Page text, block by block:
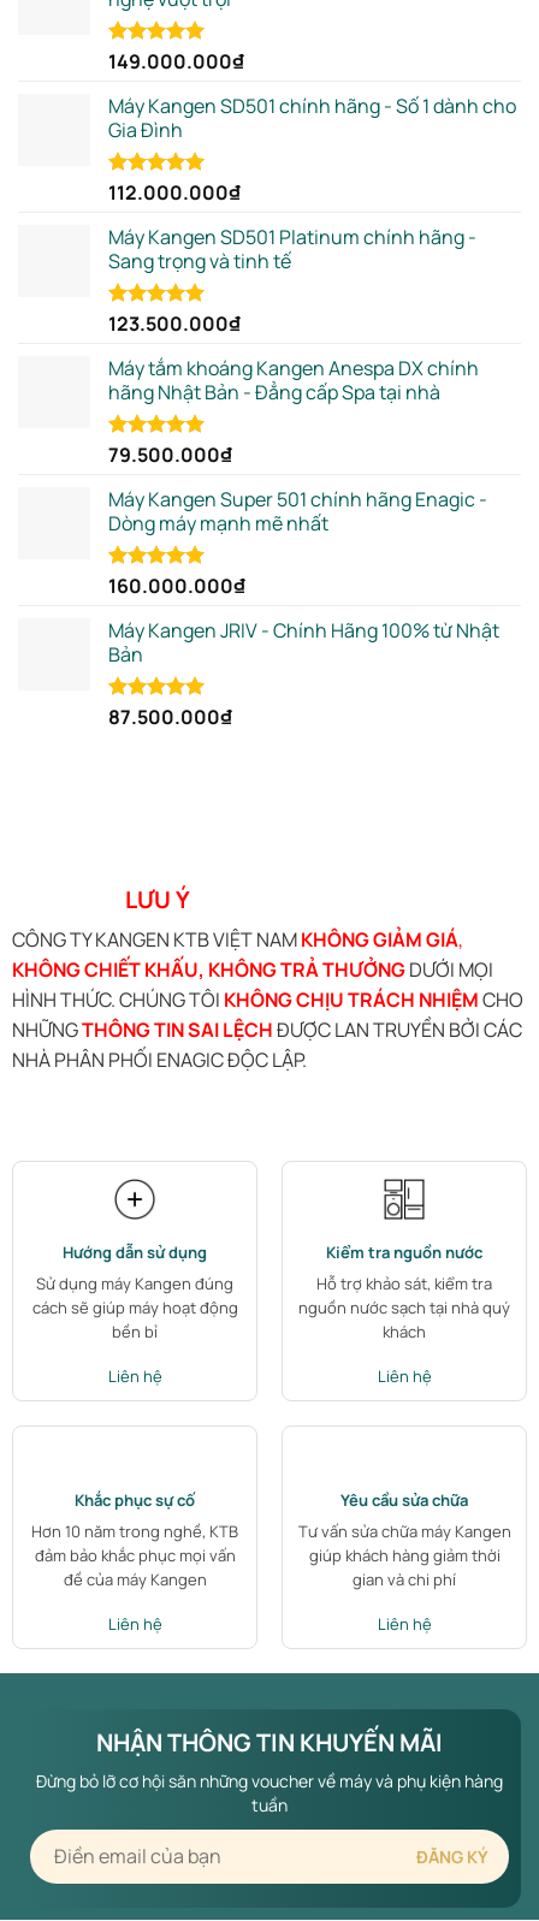
Rated5.00
149.000.000₫
Máy Kangen SD501 chính hãng - Số 1 dành cho
Gia Đình
Rated5.00
112.000.000₫
Máy Kangen SD501 Platinum chính hãng -
Sang trọng và tinh tế
Rated5.00
123.500.000₫
Máy tắm khoáng Kangen Anespa DX chính
hãng Nhật Bản - Đẳng cấp Spa tại nhà
Rated5.00
79.500.000₫
Máy Kangen Super 501 chính hãng Enagic -
Dòng máy mạnh mẽ nhất
Rated5.00
160.000.000₫
Máy Kangen JRIV - Chính Hãng 100% từ Nhật
Bản
Rated5.00
87.500.000₫
LƯU Ý
CÔNG TY KANGEN KTB VIỆT NAMKHÔNG GIẢM GIÁ,
KHÔNG CHIẾT KHẤU, KHÔNG TRẢ THƯỞNGDƯỚI MỌI
HÌNH THỨC. CHÚNG TÔI KHÔNG CHỊU TRÁCH NHIỆMCHO
NHỮNGTHÔNG TIN SAI LỆCHĐƯỢC LAN TRUYỀN BỞI CÁC
NHÀ PHÂN PHỐI ENAGIC ĐỘC LẬP.
Hướng dẫn sử dụng
Sử dụng máy Kangen đúng
cách sẽ giúp máy hoạt động
bền bỉ
Liên hệ
Kiểm tra nguồn nước
Hỗ trợ khảo sát, kiểm tra
nguồn nước sạch tại nhà quý
khách
Liên hệ
Khắc phục sự cố
Hơn 10 năm trong nghề, KTB
đảm bảo khắc phục mọi vấn
đề của máy Kangen
Liên hệ
Yêu cầu sửa chữa
Tư vấn sửa chữa máy Kangen
giúp khách hàng giảm thời
gian và chi phí
Liên hệ
NHẬN THÔNG TIN KHUYẾN MÃI
Đừng bỏ lỡ cơ hội săn những voucher về máy và phụ kiện hàng
tuần